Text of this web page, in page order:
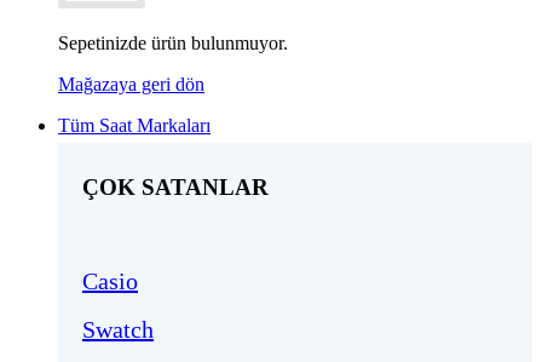
Sepetinizde ürün bulunmuyor.
Mağazaya geri dön
Tüm Saat Markaları
ÇOK SATANLAR
Casio
Swatch